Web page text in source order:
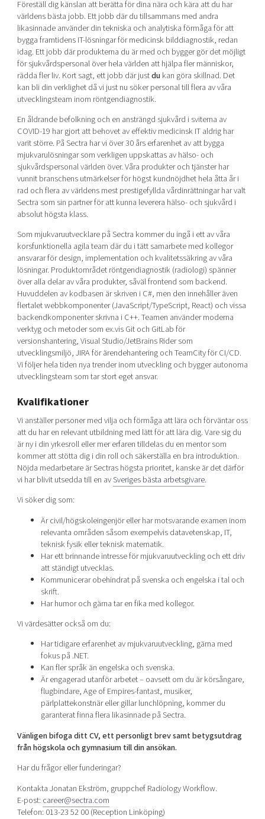
Shaping cities and regions
Bright East
East Sweden Tech Women
Reversed mentorship
Current offers and activities
Upscaling
Talent & skills
Startup & industry collaboration
Offers to boost your business
Funding opportunities
Our community of companies
Projects
Publications
Project toolbox
Reach out to us
Locations
Today's lunch in Mjärdevi
Föreställ dig känslan att berätta för dina nära och kära att du har
världens bästa jobb. Ett jobb där du tillsammans med andra
likasinnade använder din tekniska och analytiska förmåga för att
bygga framtidens IT-lösningar för medicinsk bilddiagnostik, redan
idag. Ett jobb där produkterna du är med och bygger gör det möjligt
för sjukvårdspersonal över hela världen att hjälpa fler människor,
rädda fler liv. Kort sagt, ett jobb där justdukan göra skillnad. Det
kan bli din verklighet då vi just nu söker personal till flera av våra
utvecklingsteam inom röntgendiagnostik.
En åldrande befolkning och en ansträngd sjukvård i sviterna av
COVID-19 har gjort att behovet av effektiv medicinsk IT aldrig har
varit större. På Sectra har vi över 30 års erfarenhet av att bygga
mjukvarulösningar som verkligen uppskattas av hälso- och
sjukvårdspersonal världen över. Våra produkter och tjänster har
vunnit branschens utmärkelser för högst kundnöjdhet hela åtta år i
rad och flera av världens mest prestigefyllda vårdinrättningar har valt
Sectra som sin partner för att kunna leverera hälso- och sjukvård i
absolut högsta klass.
Som mjukvaruutvecklare på Sectra kommer du ingå i ett av våra
korsfunktionella agila team där du i tätt samarbete med kollegor
ansvarar för design, implementation och kvalitetssäkring av våra
lösningar. Produktområdet röntgendiagnostik (radiologi) spänner
över alla delar av våra produkter, såväl frontend som backend.
Huvuddelen av kodbasen är skriven i C#, men den innehåller även
flertalet webbkomponenter (JavaScript/TypeScript, React) och vissa
backendkomponenter skrivna i C++. Teamen använder moderna
verktyg och metoder som ex.vis Git och GitLab för
versionshantering, Visual Studio/JetBrains Rider som
utvecklingsmiljö, JIRA för ärendehantering och TeamCity för CI/CD.
Vi följer hela tiden nya trender inom utveckling och bygger autonoma
utvecklingsteam som tar stort eget ansvar.
Kvalifikationer
Vi anställer personer med vilja och förmåga att lära och förväntar oss
att du har en relevant utbildning med lätt för att lära dig. Vare sig du
är ny i din yrkesroll eller mer erfaren tilldelas du en mentor som
kommer att stötta dig i din roll och säkerställa en bra introduktion.
Nöjda medarbetare är Sectras högsta prioritet, kanske är det därför
vi har blivit utsedda till en avSveriges bästa arbetsgivare.
Vi söker dig som:
Är civil/högskoleingenjör eller har motsvarande examen inom
relevanta områden såsom exempelvis datavetenskap, IT,
teknisk fysik eller teknisk matematik.
Har ett brinnande intresse för mjukvaruutveckling och ett driv
att ständigt utvecklas.
Kommunicerar obehindrat på svenska och engelska i tal och
skrift.
Har humor och gärna tar en fika med kollegor.
Vi värdesätter också om du:
Har tidigare erfarenhet av mjukvaruutveckling, gärna med
fokus på .NET.
Kan fler språk än engelska och svenska.
Är engagerad utanför arbetet – oavsett om du är körsångare,
flugbindare, Age of Empires-fantast, musiker,
pärlplattekonstnär eller gillar lunchlöpning, kommer du
garanterat finna flera likasinnade på Sectra.
Vänligen bifoga ditt CV, ett personligt brev samt betygsutdrag
från högskola och gymnasium till din ansökan.
Har du frågor eller funderingar?
Kontakta Jonatan Ekström, gruppchef Radiology Workflow.
E-post: career@sectra.com
Telefon: 013-23 52 00 (Reception Linköping)